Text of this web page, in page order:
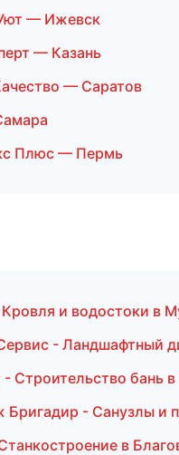
— Ижевск
— Казань
— Саратов
Плюс — Пермь
и водостоки в
- Ландшафтный
Строительство бань
- Санузлы и
в